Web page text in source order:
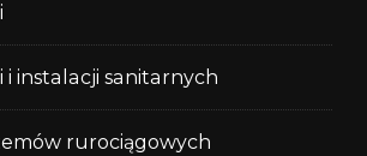
i instalacji sanitarnych
rurociągowych